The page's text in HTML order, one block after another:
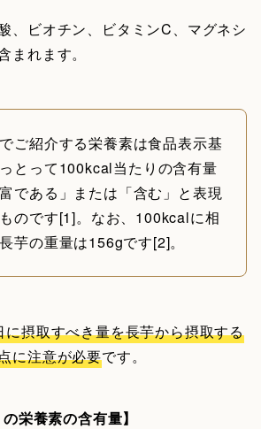
、ビオチン、ビタミンC、マグネシ
まれます。
ご紹介する栄養素は食品表示基
とって100kcal当たりの含有量
である」または「含む」と表現
のです[1]。なお、100kcalに相
芋の重量は156gです[2]。
に摂取すべき量を長芋から摂取する
に注意が必要です。
栄養素の含有量】